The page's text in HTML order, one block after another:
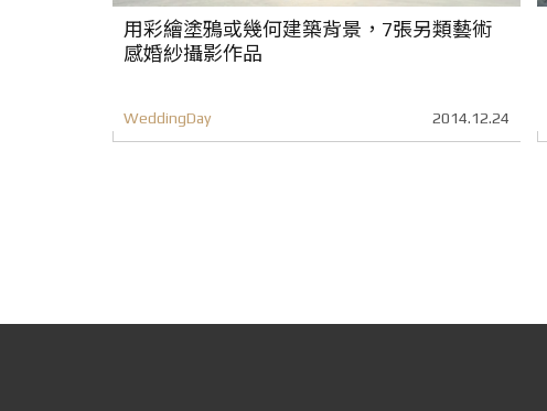
用彩繪塗鴉或幾何建築背景，7張另類藝術
感婚紗攝影作品
WeddingDay 2014.12.24